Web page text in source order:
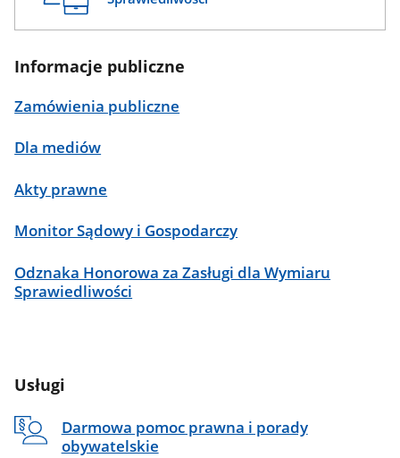
Informacje publiczne
Zamówienia publiczne
Dla mediów
Akty prawne
Monitor Sądowy i Gospodarczy
Odznaka Honorowa za Zasługi dla Wymiaru
Sprawiedliwości
Usługi
Darmowa pomoc prawna i porady
obywatelskie